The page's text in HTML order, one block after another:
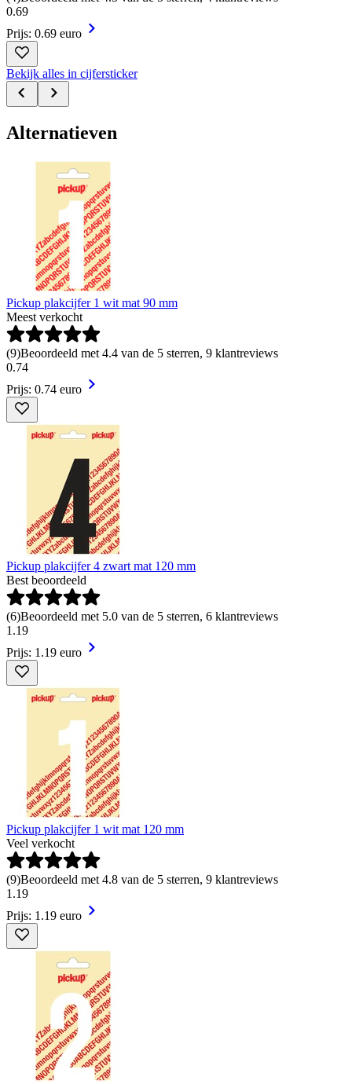
0.69
Prijs: 0.69 euro
Bekijk alles in cijfersticker
Alternatieven
Pickup plakcijfer 1 wit mat 90 mm
Meest verkocht
(9)Beoordeeld met 4.4 van de 5 sterren, 9 klantreviews
0.74
Prijs: 0.74 euro
Pickup plakcijfer 4 zwart mat 120 mm
Best beoordeeld
(6)Beoordeeld met 5.0 van de 5 sterren, 6 klantreviews
1 .19
Prijs: 1.19 euro
Pickup plakcijfer 1 wit mat 120 mm
Veel verkocht
(9)Beoordeeld met 4.8 van de 5 sterren, 9 klantreviews
1 .19
Prijs: 1.19 euro